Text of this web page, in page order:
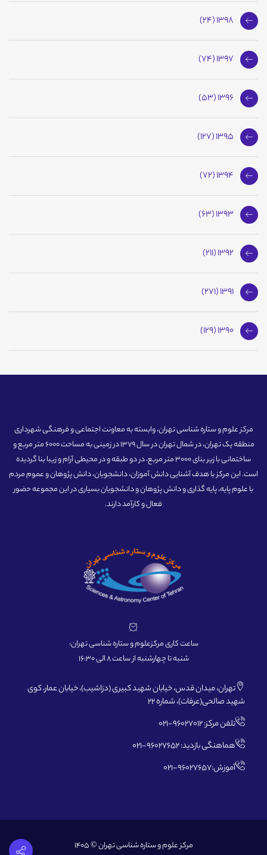
1398 (24)
1397 (74)
1396 (53)
1395 (127)
1394 (72)
1393 (63)
1392 (211)
1391 (271)
1390 (129)
مرکز علوم و ستاره شناسی تهران، وابسته به معاونت اجتماعی و فرهنگی شهرداری
منطقه یک تهران، در شمال تهران در سال 1379 در زمینی به مساحت 6000 متر مربع و
ساختمانی با زیر بنای 3000 متر مربع، در دو طبقه و در محیطی آرام و زیبا بنا گردیده
است. این مرکز با هدف آشنایی دانش آموزان، دانشجویان، دانش پژوهان و عموم مردم
با علوم پایه، پایه گذاری و دانش پژوهان و دانشجویان بسیاری در این مجموعه حضور
فعال و کارآمد دارند.
ساعت کاری مرکزعلوم و ستاره شناسی تهران:
شنبه تا چهارشنبه از ساعت 8 الی 16:30
تهران، میدان قدس، خیابان شهید کبیری (دزاشیب)، خیابان عمار، کوی
شهید صالحی(عرفات)، شماره 22
تلفن مرکز: 96027012-021
هماهنگی بازدید: 96027652-021
آموزش:96027657-021
مرکز علوم و ستاره شناسی تهران © 1405